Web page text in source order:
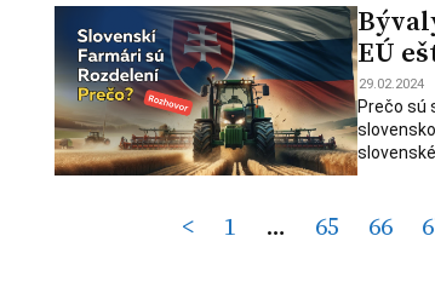
EÚ
29.02.2024
Prečo sú
< 1 … 65 66